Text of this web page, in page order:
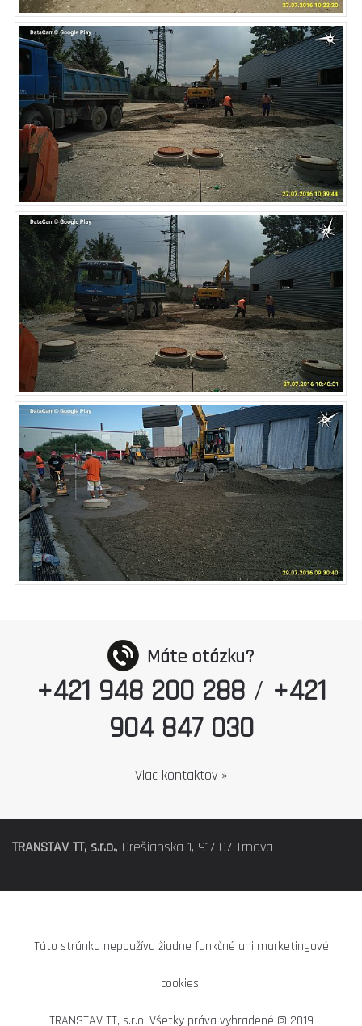
Máte otázku?
+421 948 200 288/ +421
904 847 030
Viac kontaktov »
TRANSTAV TT, s.r.o., Orešianska 1, 917 07 Trnava
Táto stránka nepoužíva žiadne funkčné ani marketingové
cookies.
TRANSTAV TT, s.r.o. Všetky práva vyhradené © 2019